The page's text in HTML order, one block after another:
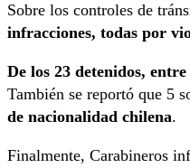
Sobre los controles de
infracciones, todas por
De los 23 detenidos,
También se reportó que 5
de nacionalidad chilena.
Finalmente, Carabineros